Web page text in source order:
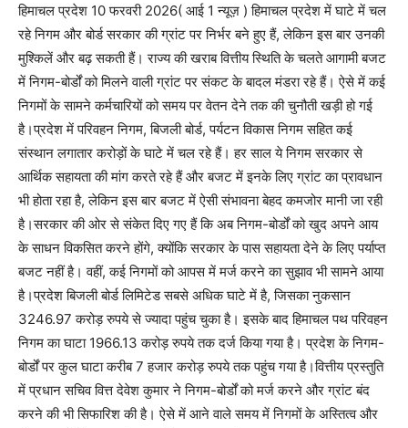
हिमाचल प्रदेश 10 फरवरी 2026( आई 1 न्यूज़ ) हिमाचल प्रदेश में घाटे में चल
रहे निगम और बोर्ड सरकार की ग्रांट पर निर्भर बने हुए हैं, लेकिन इस बार उनकी
मुश्किलें और बढ़ सकती हैं। राज्य की खराब वित्तीय स्थिति के चलते आगामी बजट
में निगम-बोर्डों को मिलने वाली ग्रांट पर संकट के बादल मंडरा रहे हैं। ऐसे में कई
निगमों के सामने कर्मचारियों को समय पर वेतन देने तक की चुनौती खड़ी हो गई
है।प्रदेश में परिवहन निगम, बिजली बोर्ड, पर्यटन विकास निगम सहित कई
संस्थान लगातार करोड़ों के घाटे में चल रहे हैं। हर साल ये निगम सरकार से
आर्थिक सहायता की मांग करते रहे हैं और बजट में इनके लिए ग्रांट का प्रावधान
भी होता रहा है, लेकिन इस बार बजट में ऐसी संभावना बेहद कमजोर मानी जा रही
है।सरकार की ओर से संकेत दिए गए हैं कि अब निगम-बोर्डों को खुद अपने आय
के साधन विकसित करने होंगे, क्योंकि सरकार के पास सहायता देने के लिए पर्याप्त
बजट नहीं है। वहीं, कई निगमों को आपस में मर्ज करने का सुझाव भी सामने आया
है।प्रदेश बिजली बोर्ड लिमिटेड सबसे अधिक घाटे में है, जिसका नुकसान
3246.97 करोड़ रुपये से ज्यादा पहुंच चुका है। इसके बाद हिमाचल पथ परिवहन
निगम का घाटा 1966.13 करोड़ रुपये तक दर्ज किया गया है। प्रदेश के निगम-
बोर्डों पर कुल घाटा करीब 7 हजार करोड़ रुपये तक पहुंच गया है।वित्तीय प्रस्तुति
में प्रधान सचिव वित्त देवेश कुमार ने निगम-बोर्डों को मर्ज करने और ग्रांट बंद
करने की भी सिफारिश की है। ऐसे में आने वाले समय में निगमों के अस्तित्व और